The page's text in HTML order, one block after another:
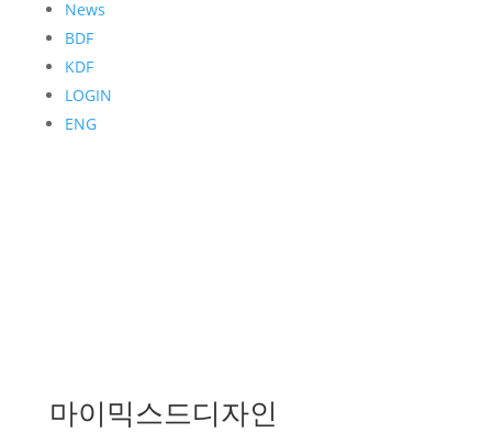
News
BDF
KDF
LOGIN
ENG
마이믹스드디자인